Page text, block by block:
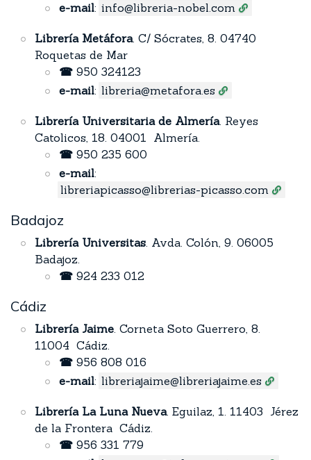
e-mail: info@libreria-nobel.com
Librería Metáfora. C/ Sócrates, 8. 04740
Roquetas de Mar
☎ 950 324123
e-mail: libreria@metafora.es
Librería Universitaria de Almería. Reyes
Catolicos, 18. 04001 Almería.
☎ 950 235 600
e-mail:
libreriapicasso@librerias-picasso.com
Badajoz
Librería Universitas. Avda. Colón, 9. 06005
Badajoz.
☎ 924 233 012
Cádiz
Librería Jaime. Corneta Soto Guerrero, 8.
11004 Cádiz.
☎ 956 808 016
e-mail: libreriajaime@libreriajaime.es
Librería La Luna Nueva. Eguilaz, 1. 11403 Jérez
de la Frontera Cádiz.
☎ 956 331 779